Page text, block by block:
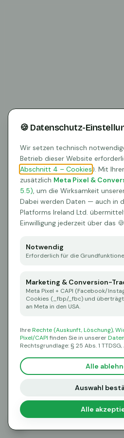
Oops! Page
🍪
🍪 Datenschutz-
Wir setzen technisch
Betrieb dieser Website
Abschnitt 4 – Cookies ). Mit
zusätzlich Meta Pixel &
5.5), um die Wirksamkeit
Dabei werden Daten — auch in
Platforms Ireland Ltd.
Einwilligung jederzeit über das
Notwendig
Erforderlich für die
Marketing & Conversion-
Meta Pixel + CAPI (Facebook/
Cookies (_fbp/_fbc) und
an Meta in den USA.
IhreRechte (Auskunft, Löschung),
Pixel/CAPI finden Sie in unserer
Rechtsgrundlage: § 25 Abs. 1 TTDSG,
Alle
Auswahl
Alle